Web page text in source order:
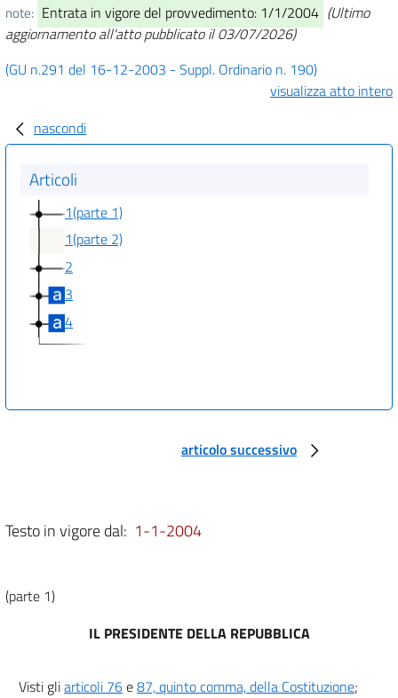
note: Entrata in vigore del provvedimento: 1/1/2004 (Ultimo
aggiornamento all'atto pubblicato il 03/07/2026)
(GU n.291 del 16-12-2003 - Suppl. Ordinario n. 190)
visualizza atto intero
nascondi
Articoli
1(parte 1)
1(parte 2)
2
3
4
articolo successivo
Testo in vigore dal: 1-1-2004
(parte 1)
IL PRESIDENTE DELLA REPUBBLICA
Visti gliarticoli 76e87, quinto comma, della Costituzione;